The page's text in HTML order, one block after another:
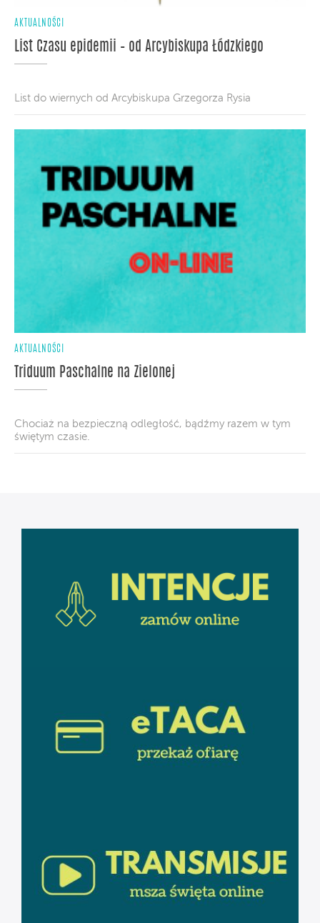
AKTUALNOŚCI
List Czasu epidemii – od Arcybiskupa Łódzkiego
List do wiernych od Arcybiskupa Grzegorza Rysia
AKTUALNOŚCI
Triduum Paschalne na Zielonej
Chociaż na bezpieczną odległość, bądźmy razem w tym
świętym czasie.